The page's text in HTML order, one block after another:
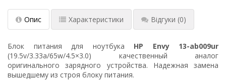
Опис Характеристики Відгуки (0)
Блок питания для ноутбука HP Envy 13-ab009ur
(19.5v/3.33a/65w/4.5×3.0) качественный аналог
оригинального зарядного устройства. Надежная замена
вышедшему из строя блоку питания.